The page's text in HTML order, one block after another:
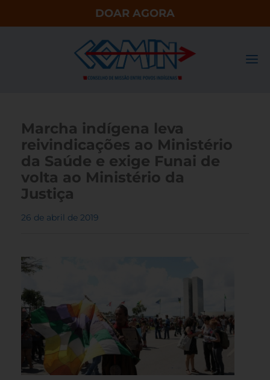
DOAR AGORA
Marcha indígena leva
reivindicações ao Ministério
da Saúde e exige Funai de
volta ao Ministério da
Justiça
26 de abril de 2019